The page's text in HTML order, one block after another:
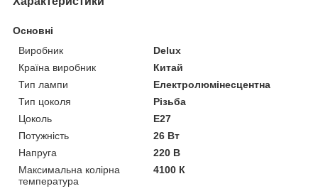
Основні
Виробник
Delux
Країна виробник
Китай
Тип лампи
Електролюмінесцентна
Тип цоколя
Різьба
Цоколь
E27
Потужність
26 Вт
Напруга
220 В
Максимальна колірна
температура
4100 К